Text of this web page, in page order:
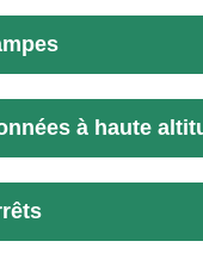
à haute